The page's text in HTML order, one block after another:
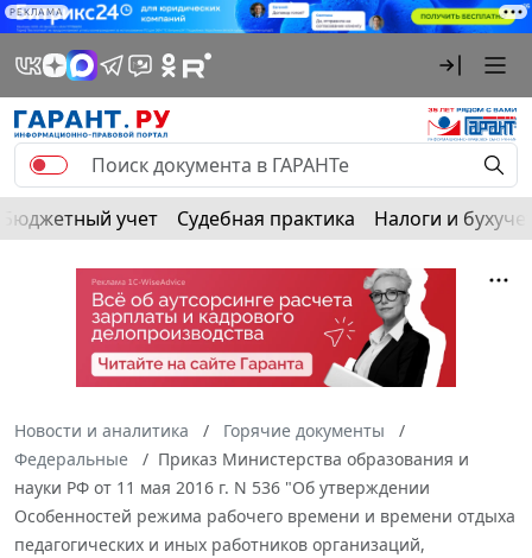
РЕКЛАМА
Бюджетный учет Судебная практика Налоги и
Новости и аналитика
Горячие документы
Федеральные
Приказ Министерства образования и
науки РФ от 11 мая 2016 г. N 536 "Об утверждении
Особенностей режима рабочего времени и времени отдыха
педагогических и иных работников организаций,